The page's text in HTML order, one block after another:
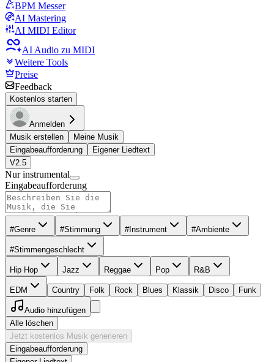
BPM Messer
AI Mastering
AI MIDI Editor
AI Audio zu MIDI
Weitere Tools
Preise
Feedback
Kostenlos starten
Anmelden
Musik erstellen
Meine Musik
Eingabeaufforderung
Eigener Liedtext
V2.5
Nur instrumental
Eingabeaufforderung
#Genre #Stimmung #Instrument #Ambiente
#Stimmengeschlecht
Hip Hop Jazz Reggae Pop R&B
EDM Country Folk Rock Blues Klassik Disco Funk
Audio hinzufügen
Alle löschen
Jetzt kostenlos Musik generieren
Eingabeaufforderung